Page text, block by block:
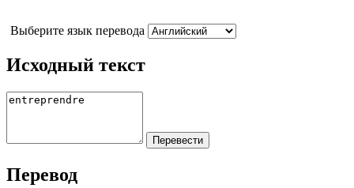
Выберите язык перевода
Исходный текст
Перевод